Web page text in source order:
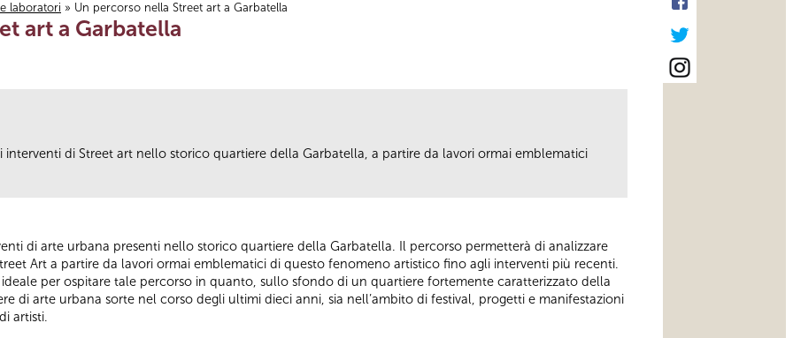
laboratori » Un percorso nella Street art a Garbatella
art a Garbatella
di Street art nello storico quartiere della Garbatella, a partire da lavori ormai emblematici
di arte urbana presenti nello storico quartiere della Garbatella. Il percorso permetterà di analizzare
Art a partire da lavori ormai emblematici di questo fenomeno artistico fino agli interventi più recenti.
per ospitare tale percorso in quanto, sullo sfondo di un quartiere fortemente caratterizzato della
di arte urbana sorte nel corso degli ultimi dieci anni, sia nell’ambito di festival, progetti e manifestazioni
artisti.